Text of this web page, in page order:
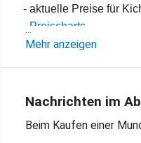
- aktuelle Preise für
Preischarts
Mehr anzeigen
Nachrichten im
Beim Kaufen einer